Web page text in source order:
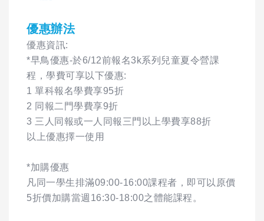
優惠辦法
優惠資訊:
*早鳥優惠-於6/12前報名3k系列兒童夏令營課
程，學費可享以下優惠:
1 單科報名學費享95折
2 同報二門學費享9折
3 三人同報或一人同報三門以上學費享88折
以上優惠擇一使用
*加購優惠
凡同一學生排滿09:00-16:00課程者，即可以原價
5折價加購當週16:30-18:00之體能課程。